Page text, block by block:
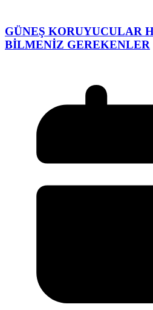
GÜNEŞ KORUYUCULAR
BİLMENİZ GEREKENLER